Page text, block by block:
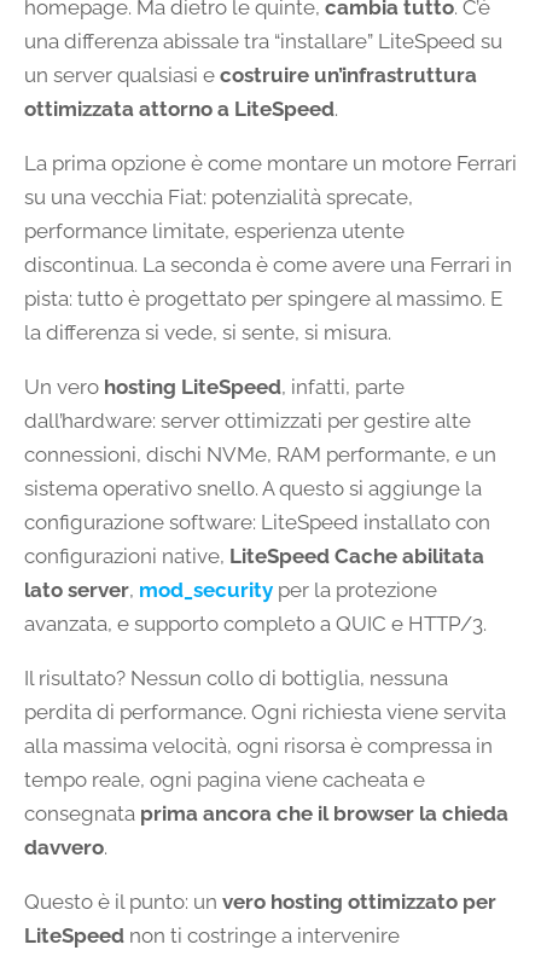
homepage. Ma dietro le quinte, cambia tutto. C’è
una differenza abissale tra “installare” LiteSpeed su
un server qualsiasi e costruire un’infrastruttura
ottimizzata attorno a LiteSpeed.
La prima opzione è come montare un motore Ferrari
su una vecchia Fiat: potenzialità sprecate,
performance limitate, esperienza utente
discontinua. La seconda è come avere una Ferrari in
pista: tutto è progettato per spingere al massimo. E
la differenza si vede, si sente, si misura.
Un vero hosting LiteSpeed, infatti, parte
dall’hardware: server ottimizzati per gestire alte
connessioni, dischi NVMe, RAM performante, e un
sistema operativo snello. A questo si aggiunge la
configurazione software: LiteSpeed installato con
configurazioni native, LiteSpeed Cache abilitata
lato server, mod_security per la protezione
avanzata, e supporto completo a QUIC e HTTP/3.
Il risultato? Nessun collo di bottiglia, nessuna
perdita di performance. Ogni richiesta viene servita
alla massima velocità, ogni risorsa è compressa in
tempo reale, ogni pagina viene cacheata e
consegnata prima ancora che il browser la chieda
davvero.
Questo è il punto: un vero hosting ottimizzato per
LiteSpeed non ti costringe a intervenire